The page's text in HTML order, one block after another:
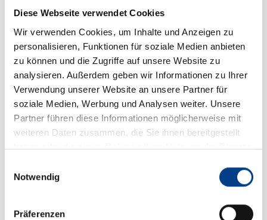
Diese Webseite verwendet Cookies
Wir verwenden Cookies, um Inhalte und Anzeigen zu
personalisieren, Funktionen für soziale Medien anbieten
zu können und die Zugriffe auf unsere Website zu
analysieren. Außerdem geben wir Informationen zu Ihrer
Verwendung unserer Website an unsere Partner für
soziale Medien, Werbung und Analysen weiter. Unsere
Partner führen diese Informationen möglicherweise mit
weiteren Daten zusammen, die Sie ihnen bereitgestellt
haben oder die sie im Rahmen Ihrer Nutzung der Dienste
Notwendig
Präferenzen
verspricht Minusgrade, um noch einmal Schnee
Somit ergibt sich folgender neuer Zeitplan:
Freitag, 20.01.:
15-16:30 Uhr – Offizielles Langlauf Training
Samstag, 21.01.:
11:00 Uhr – Offizielles Sprungtraining
12:30 Uhr – Provisorischer Wettkampfsprung
13:40 Uhr – Wertungsdurchgang 16:00 Uhr –
Sonntag, 22.01.:
10:00 Uhr – Wertungsdurchgang